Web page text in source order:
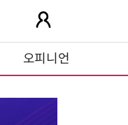
오피니언